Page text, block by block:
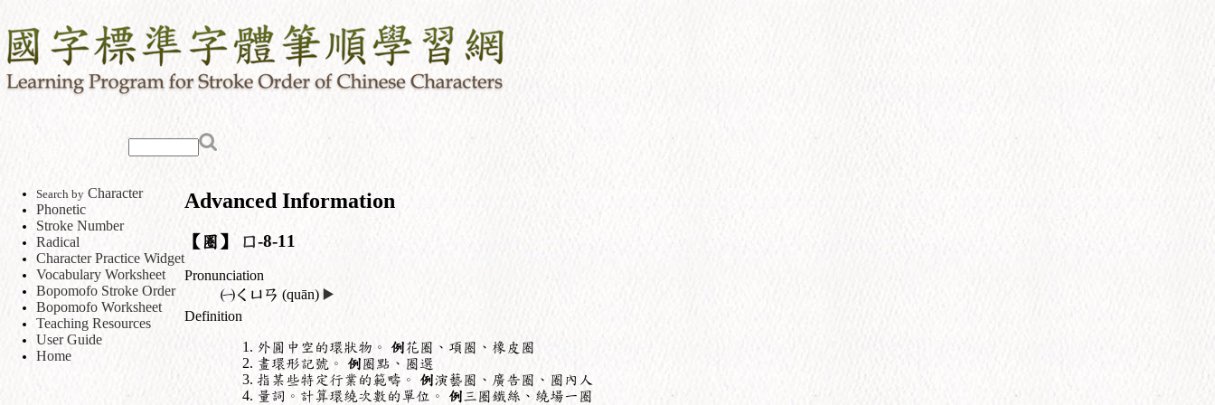
Search by Character
Phonetic
Stroke Number
Radical
Character Practice Widget
Vocabulary Worksheet
Bopomofo Stroke Order
Bopomofo Worksheet
Teaching Resources
User Guide
Home
Advanced Information
【圈】 囗-8-11
Pronunciation
㈠ㄑㄩㄢ (quān) ▶️
Definition
外圓中空的環狀物。 例花圈、項圈、橡皮圈
畫環形記號。 例圈點、圈選
指某些特定行業的範疇。 例演藝圈、廣告圈、圈內人
量詞。計算環繞次數的單位。 例三圈鐵絲、繞場一圈